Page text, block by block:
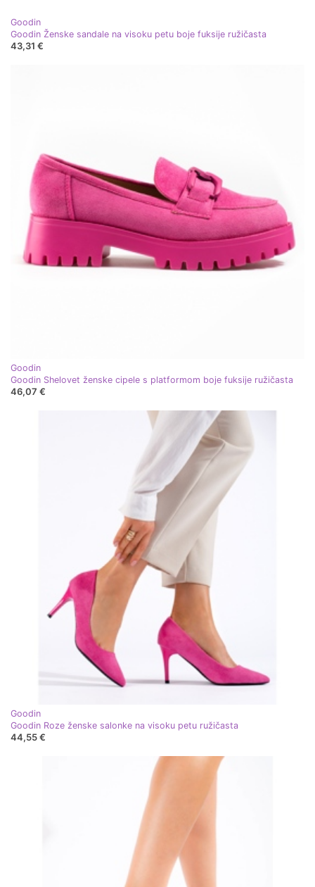
Goodin
Goodin Ženske sandale na visoku petu boje fuksije ružičasta
43,31 €
Goodin
Goodin Shelovet ženske cipele s platformom boje fuksije ružičasta
46,07 €
Goodin
Goodin Roze ženske salonke na visoku petu ružičasta
44,55 €